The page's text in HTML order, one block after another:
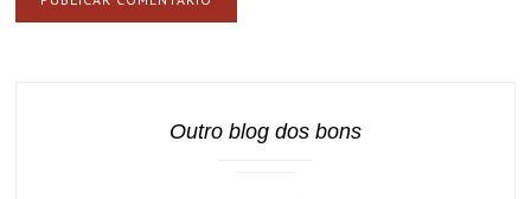
Outro blog dos bons